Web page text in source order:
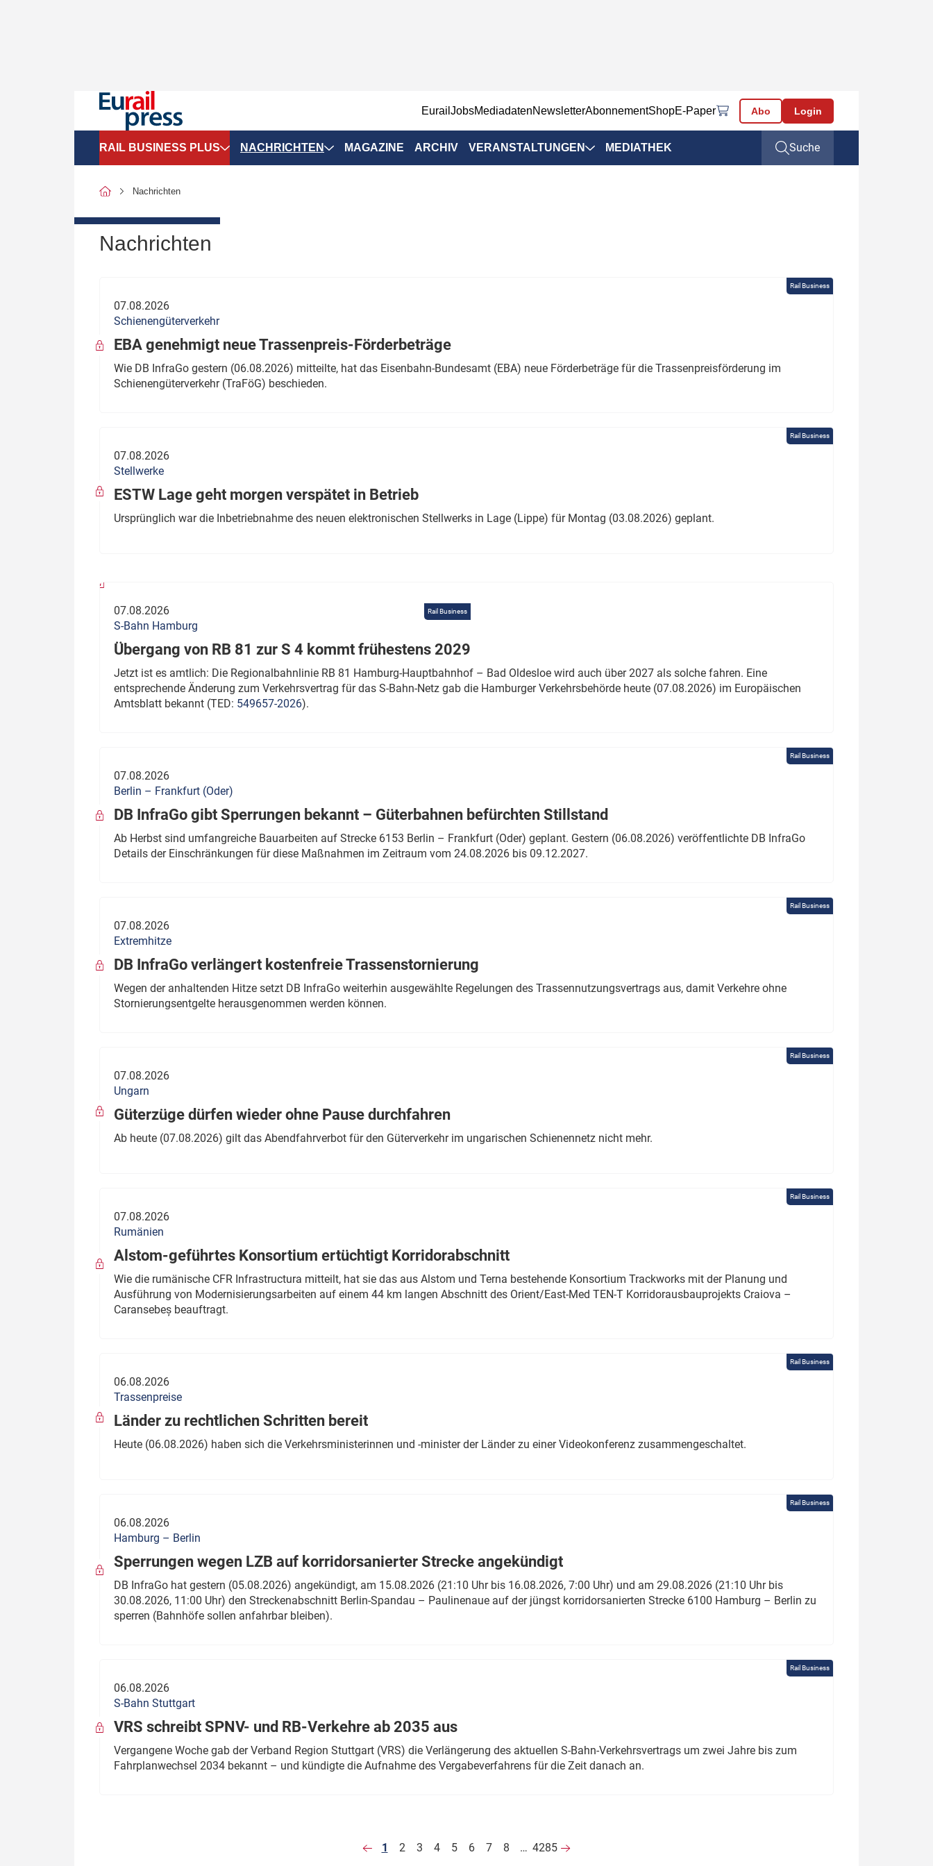
EurailJobsMediadatenNewsletterAbonnementShopE-Paper Abo Login
RAIL BUSINESS PLUS
SPNV-Marktdaten
Politik
Verbände: Wer spricht für
wen?
Thema des Monats
Dossier: Generalsanierung
Dossier: ETCS
NACHRICHTEN
Infrastruktur & Ausrüstung
ÖPNV
MAGAZINE ARCHIV VERANSTALTUNGEN MEDIATHEK Suche
Nachrichten
Nachrichten
Rail Business
07.08.2026
Schienengüterverkehr
EBA genehmigt neue Trassenpreis-Förderbeträge
Wie DB InfraGo gestern (06.08.2026) mitteilte, hat das Eisenbahn-Bundesamt (EBA) neue Förderbeträge für die Trassenpreisförderung im
Schienengüterverkehr (TraFöG) beschieden.
Rail Business
07.08.2026
Stellwerke
ESTW Lage geht morgen verspätet in Betrieb
Ursprünglich war die Inbetriebnahme des neuen elektronischen Stellwerks in Lage (Lippe) für Montag (03.08.2026) geplant.
Rail Business
07.08.2026
S-Bahn Hamburg
Übergang von RB 81 zur S 4 kommt frühestens 2029
Jetzt ist es amtlich: Die Regionalbahnlinie RB 81 Hamburg-Hauptbahnhof – Bad Oldesloe wird auch über 2027 als solche fahren. Eine
entsprechende Änderung zum Verkehrsvertrag für das S-Bahn-Netz gab die Hamburger Verkehrsbehörde heute (07.08.2026) im Europäischen
Amtsblatt bekannt (TED: 549657-2026).
Rail Business
07.08.2026
Berlin – Frankfurt (Oder)
DB InfraGo gibt Sperrungen bekannt – Güterbahnen befürchten Stillstand
Ab Herbst sind umfangreiche Bauarbeiten auf Strecke 6153 Berlin – Frankfurt (Oder) geplant. Gestern (06.08.2026) veröffentlichte DB InfraGo
Details der Einschränkungen für diese Maßnahmen im Zeitraum vom 24.08.2026 bis 09.12.2027.
Rail Business
07.08.2026
Extremhitze
DB InfraGo verlängert kostenfreie Trassenstornierung
Wegen der anhaltenden Hitze setzt DB InfraGo weiterhin ausgewählte Regelungen des Trassennutzungsvertrags aus, damit Verkehre ohne
Stornierungsentgelte herausgenommen werden können.
Rail Business
07.08.2026
Ungarn
Güterzüge dürfen wieder ohne Pause durchfahren
Ab heute (07.08.2026) gilt das Abendfahrverbot für den Güterverkehr im ungarischen Schienennetz nicht mehr.
Rail Business
07.08.2026
Rumänien
Alstom-geführtes Konsortium ertüchtigt Korridorabschnitt
Wie die rumänische CFR Infrastructura mitteilt, hat sie das aus Alstom und Terna bestehende Konsortium Trackworks mit der Planung und
Ausführung von Modernisierungsarbeiten auf einem 44 km langen Abschnitt des Orient/East-Med TEN-T Korridorausbauprojekts Craiova –
Caransebeș beauftragt.
Rail Business
06.08.2026
Trassenpreise
Länder zu rechtlichen Schritten bereit
Heute (06.08.2026) haben sich die Verkehrsministerinnen und -minister der Länder zu einer Videokonferenz zusammengeschaltet.
Rail Business
06.08.2026
Hamburg – Berlin
Sperrungen wegen LZB auf korridorsanierter Strecke angekündigt
DB InfraGo hat gestern (05.08.2026) angekündigt, am 15.08.2026 (21:10 Uhr bis 16.08.2026, 7:00 Uhr) und am 29.08.2026 (21:10 Uhr bis
30.08.2026, 11:00 Uhr) den Streckenabschnitt Berlin-Spandau – Paulinenaue auf der jüngst korridorsanierten Strecke 6100 Hamburg – Berlin zu
sperren (Bahnhöfe sollen anfahrbar bleiben).
Rail Business
06.08.2026
S-Bahn Stuttgart
VRS schreibt SPNV- und RB-Verkehre ab 2035 aus
Vergangene Woche gab der Verband Region Stuttgart (VRS) die Verlängerung des aktuellen S-Bahn-Verkehrsvertrags um zwei Jahre bis zum
Fahrplanwechsel 2034 bekannt – und kündigte die Aufnahme des Vergabeverfahrens für die Zeit danach an.
1 2 3 4 5 6 7 8 … 4285